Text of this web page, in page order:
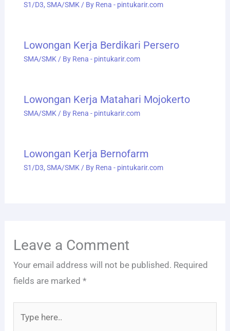
S1/D3, SMA/SMK/ By Rena - pintukarir.com
Lowongan Kerja Berdikari Persero
SMA/SMK/ By Rena - pintukarir.com
Lowongan Kerja Matahari Mojokerto
SMA/SMK/ By Rena - pintukarir.com
Lowongan Kerja Bernofarm
S1/D3, SMA/SMK/ By Rena - pintukarir.com
Leave a Comment
Your email address will not be published. Required
fields are marked*
here..